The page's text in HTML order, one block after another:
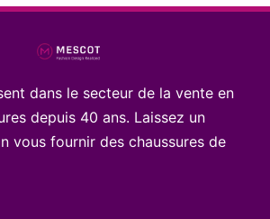
dans le secteur de la vente en
depuis 40 ans. Laissez un
vous fournir des chaussures de